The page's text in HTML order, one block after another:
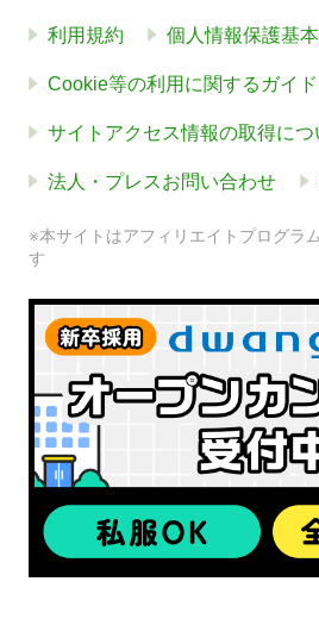
利用規約 個人情報保護基
Cookie等の利用に関するガイ
サイトアクセス情報の取得につ
法人・プレスお問い合わせ
※本サイトはアフィリエイトプログラ
す